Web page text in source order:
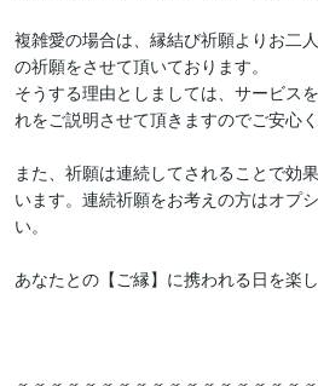
複雑愛の場合は、縁結び祈願よりお二
の祈願をさせて頂いております。
そうする理由としましては、サービス
れをご説明させて頂きますのでご安心
また、祈願は連続してされることで効
います。連続祈願をお考えの方はオプ
い。
あなたとの【ご縁】に携われる日を楽